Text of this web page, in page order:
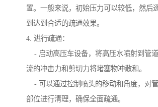
置。一般来说，初始压力可以较低，然后
到达到合适的疏通效果。
4. 进行疏通：
- 启动高压车设备，将高压水喷射到管
流的冲击力和剪切力将堵塞物冲散和。
- 可以通过控制喷头的移动和角度，对
部位进行清理，确保全面疏通。